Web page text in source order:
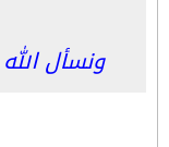
ونسأل